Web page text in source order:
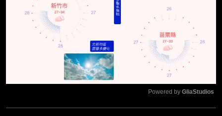
Powered by GliaStudios